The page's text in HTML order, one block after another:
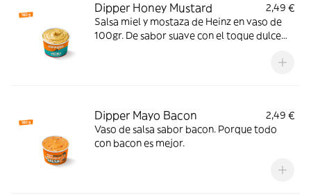
Dipper Honey Mustard
2,49 €
Salsa miel y mostaza de Heinz en vaso de
100gr. De sabor suave con el toque dulce
Dipper Mayo Bacon
2,49 €
Vaso de salsa sabor bacon. Porque todo
con bacon es mejor.